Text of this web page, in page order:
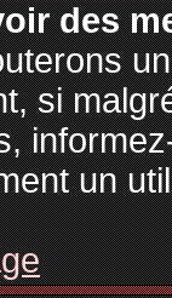
des
si
un